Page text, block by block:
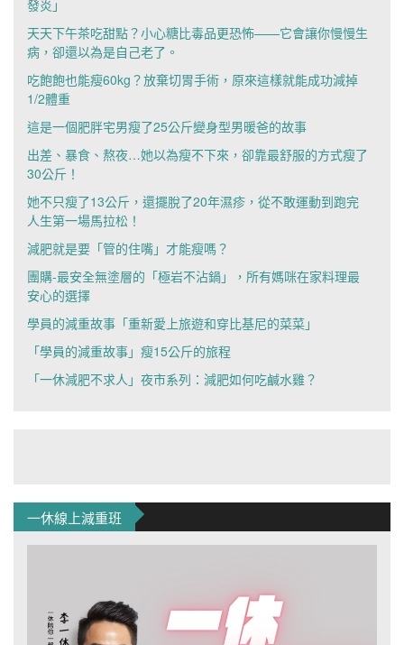
發炎」
天天下午茶吃甜點？小心糖比毒品更恐怖——它會讓你慢慢生
病，卻還以為是自己老了。
吃飽飽也能瘦60kg？放棄切胃手術，原來這樣就能成功減掉
1/2體重
這是一個肥胖宅男瘦了25公斤變身型男暖爸的故事
出差、暴食、熬夜…她以為瘦不下來，卻靠最舒服的方式瘦了
30公斤！
她不只瘦了13公斤，還擺脫了20年濕疹，從不敢運動到跑完
人生第一場馬拉松！
減肥就是要「管的住嘴」才能瘦嗎？
團購-最安全無塗層的「極岩不沾鍋」，所有媽咪在家料理最
安心的選擇
學員的減重故事「重新愛上旅遊和穿比基尼的菜菜」
「學員的減重故事」瘦15公斤的旅程
「一休減肥不求人」夜市系列：減肥如何吃鹹水雞？
一休線上減重班